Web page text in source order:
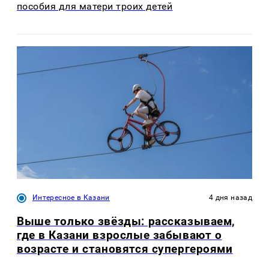
пособия для матери троих детей
Интересное в Казани 4 дня назад
Выше только звёзды: рассказываем,
где в Казани взрослые забывают о
возрасте и становятся супергероями